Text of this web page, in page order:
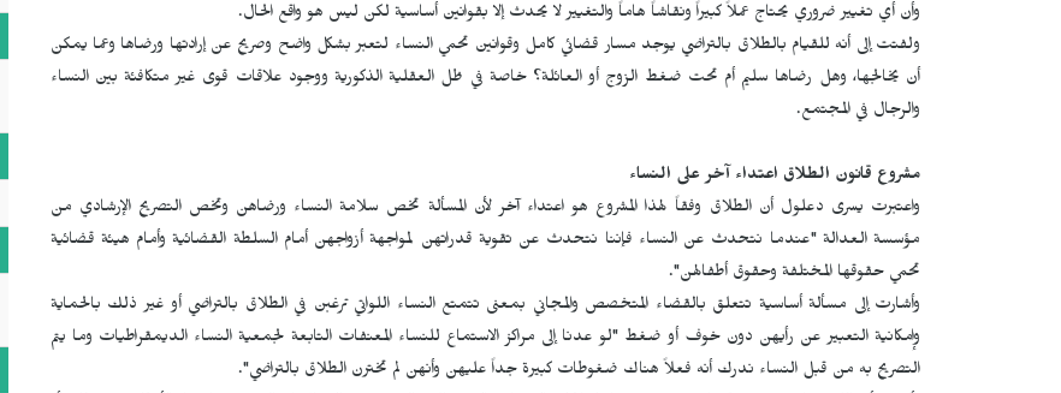
وأن أي تغيير ضروري يحتاج عملاً كبيراً ونقاشاً هاماً والتغيير لا يحدث إلا بقوانين أساسية لكن ليس هو واقع الحال.
ولفتت إلى أنه للقيام بالطلاق بالتراضي يوجد مسار قضائي كامل وقوانين تحمي النساء لتعبر بشكل واضح وصريح عن إرادتها ورضاها وعما يمكن
أن يخالجها، وهل رضاها سليم أم تحت ضغط الزوج أو العائلة؟ خاصة في ظل العقلية الذكورية ووجود علاقات قوى غير متكافئة بين النساء
والرجال في المجتمع.
مشروع قانون الطلاق اعتداء آخر على النساء
واعتبرت يسرى دعلول أن الطلاق وفقاً لهذا المشروع هو اعتداء آخر لأن المسألة تخص سلامة النساء ورضاهن وتخص التصريح الإرشادي من
مؤسسة العدالة "عندما نتحدث عن النساء فإننا نتحدث عن تقوية قدراتهن لمواجهة أزواجهن أمام السلطة القضائية وأمام هيئة قضائية
تحمي حقوقها المختلفة وحقوق أطفالهن".
وأشارت إلى مسألة أساسية تتعلق بالقضاء المتخصص والمجاني بمعنى تتمتع النساء اللواتي ترغبن في الطلاق بالتراضي أو غير ذلك بالحماية
وإمكانية التعبير عن رأيهن دون خوف أو ضغط "لو عدنا إلى مراكز الاستماع للنساء المعنفات التابعة لجمعية النساء الديمقراطيات وما يتم
التصريح به من قبل النساء ندرك أنه فعلاً هناك ضغوطات كبيرة جداً عليهن وأنهن لم تخترن الطلاق بالتراضي".